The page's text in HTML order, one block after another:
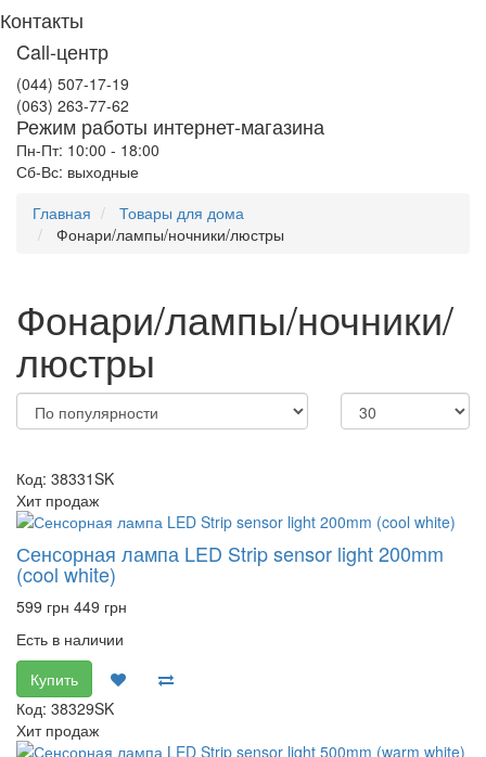
Контакты
Call-центр
(044) 507-17-19
(063) 263-77-62
Режим работы интернет-магазина
Пн-Пт: 10:00 - 18:00
Сб-Вс: выходные
Главная
Товары для дома
Фонари/лампы/ночники/люстры
Фонари/лампы/ночники/
люстры
Код: 38331SK
Хит продаж
Сенсорная лампа LED Strip sensor light 200mm
(cool white)
599 грн 449 грн
Есть в наличии
Купить
Код: 38329SK
Хит продаж